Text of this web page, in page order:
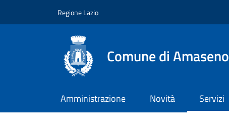
Regione Lazio
Comune di Amaseno
Amministrazione Novità Servizi